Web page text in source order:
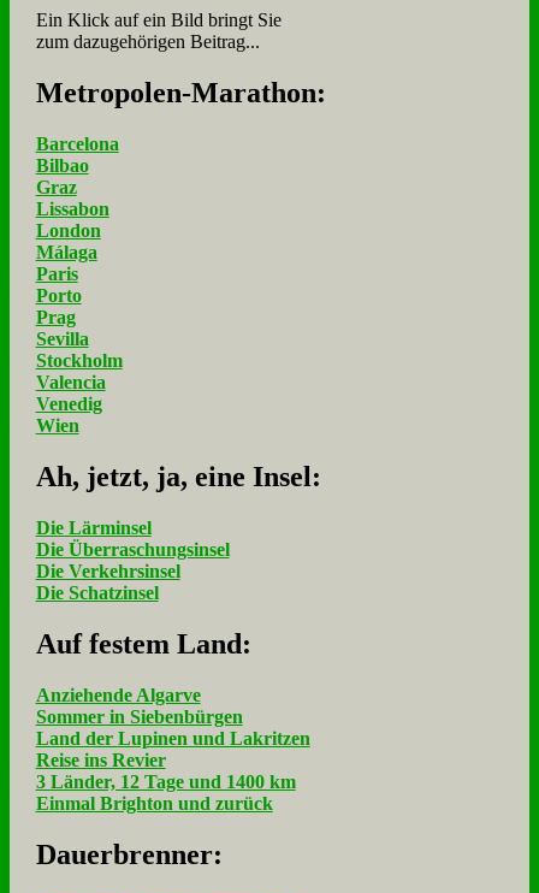
Ein Klick auf ein Bild bringt Sie
zum dazugehörigen Beitrag...
Me­tro­po­len-Ma­ra­thon:
Barcelona
Bilbao
Graz
Lissabon
London
Málaga
Paris
Porto
Prag
Sevilla
Stockholm
Valencia
Venedig
Wien
Ah, jetzt, ja, ei­ne In­sel:
Die Lärminsel
Die Überraschungsinsel
Die Verkehrsinsel
Die Schatzinsel
Auf fe­stem Land:
Anziehende Algarve
Sommer in Siebenbürgen
Land der Lupinen und Lakritzen
Reise ins Revier
3 Länder, 12 Tage und 1400 km
Einmal Brighton und zurück
Dau­er­bren­ner: